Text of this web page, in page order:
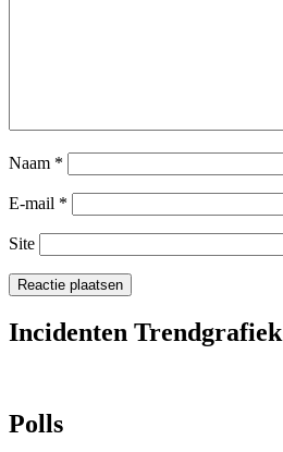
Naam *
E-mail *
Site
Incidenten Trendgrafiek
Polls